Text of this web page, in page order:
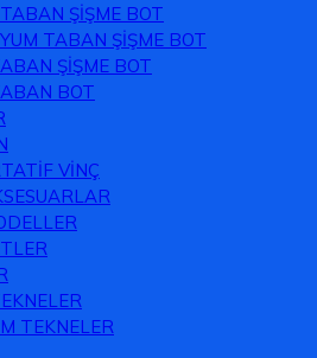
ŞİŞME BOT
TABAN ŞİŞME BOT
ŞİŞME BOT
BOT
VİNÇ
TEKNELER